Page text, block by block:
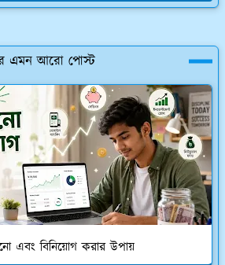
এমন আরো পোস্ট
এবং বিনিয়োগ করার উপায়